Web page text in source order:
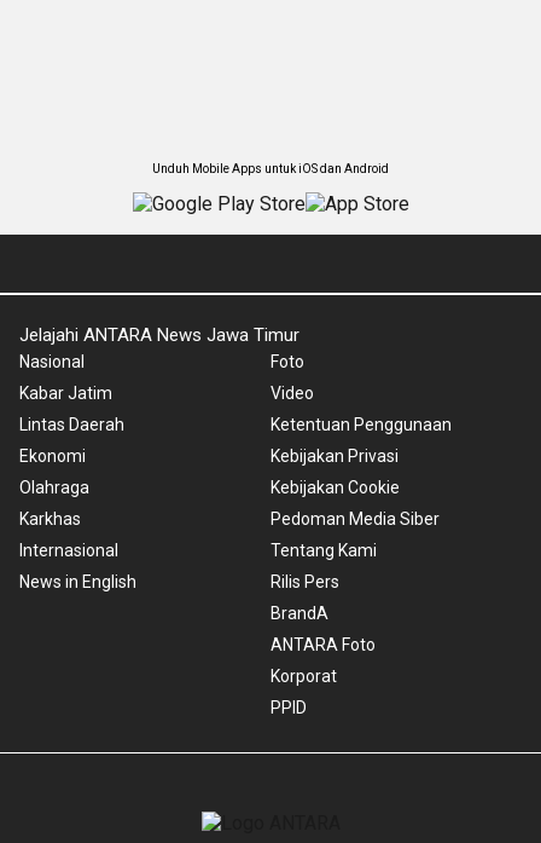
Unduh Mobile Apps untuk iOS dan Android
Jelajahi ANTARA News Jawa Timur
Nasional
Kabar Jatim
Lintas Daerah
Ekonomi
Olahraga
Karkhas
Internasional
News in English
Foto
Video
Ketentuan Penggunaan
Kebijakan Privasi
Kebijakan Cookie
Pedoman Media Siber
Tentang Kami
Rilis Pers
BrandA
ANTARA Foto
Korporat
PPID